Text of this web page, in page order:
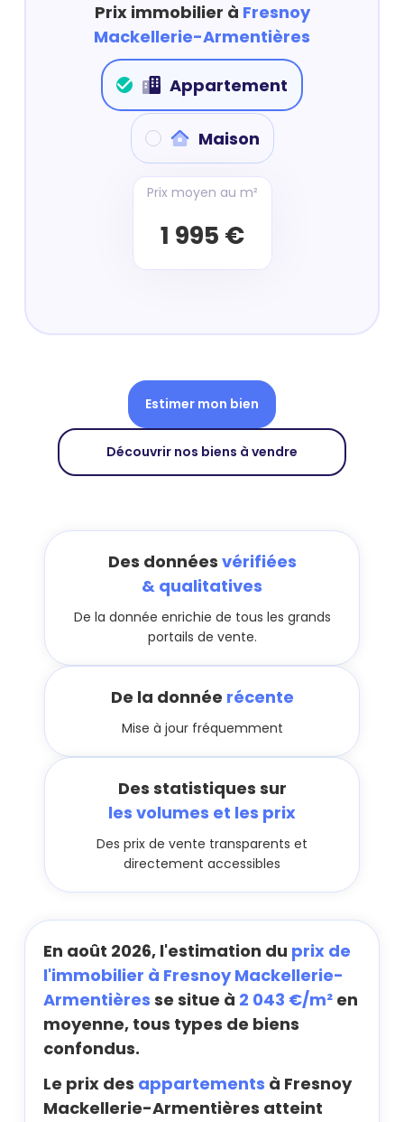
Prix immobilier à Fresnoy
Mackellerie-Armentières
Appartement
Maison
Prix moyen au m²
1 995 €
Estimer mon bien
Découvrir nos biens à vendre
Des données vérifiées
& qualitatives
De la donnée enrichie de tous les grands
portails de vente.
De la donnée récente
Mise à jour fréquemment
Des statistiques sur
les volumes et les prix
Des prix de vente transparents et
directement accessibles
En août 2026, l'estimation du prix de
l'immobilier à Fresnoy Mackellerie-
Armentières se situe à 2 043 €/m² en
moyenne, tous types de biens
confondus.
Le prix des appartements à Fresnoy
Mackellerie-Armentières atteint